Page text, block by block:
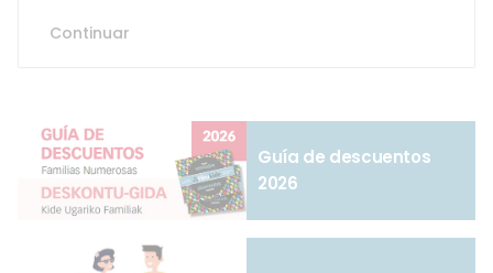
Guía de descuentos
2026